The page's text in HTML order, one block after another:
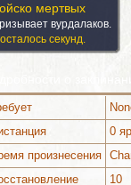
мертвых
вурдалаков.
секунд.
0
произнесения
10